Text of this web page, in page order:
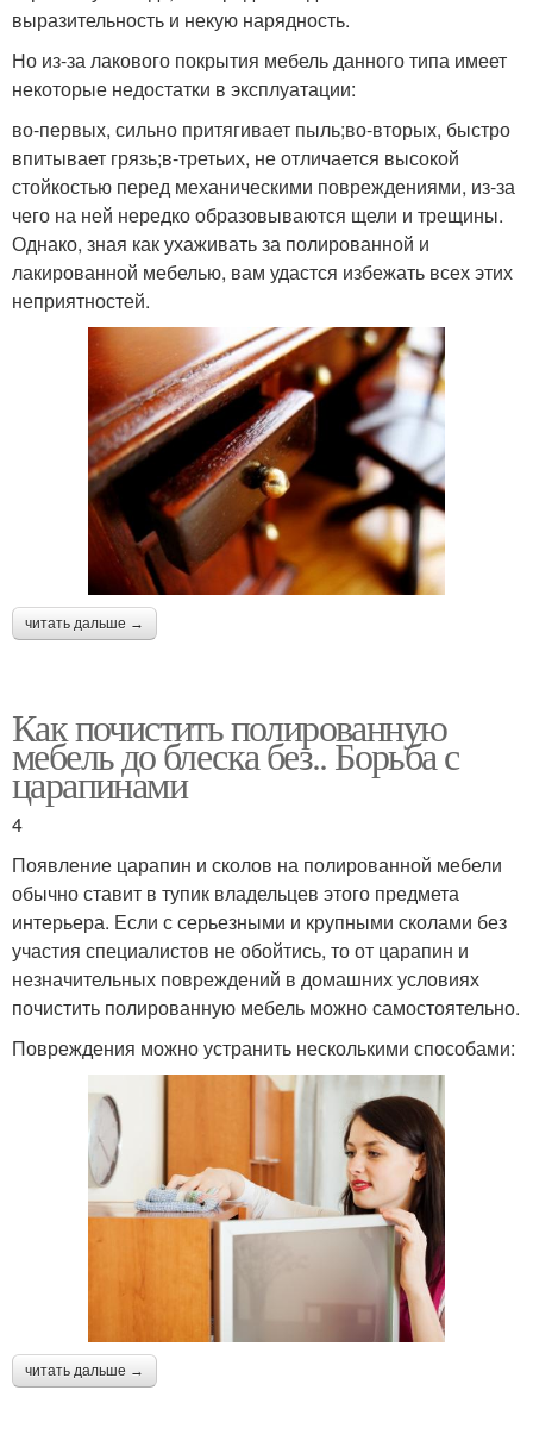
выразительность и некую нарядность.
Но из-за лакового покрытия мебель данного типа имеет
некоторые недостатки в эксплуатации:
во-первых, сильно притягивает пыль;во-вторых, быстро
впитывает грязь;в-третьих, не отличается высокой
стойкостью перед механическими повреждениями, из-за
чего на ней нередко образовываются щели и трещины.
Однако, зная как ухаживать за полированной и
лакированной мебелью, вам удастся избежать всех этих
неприятностей.
читать дальше →
Как почистить полированную
мебель до блеска без.. Борьба с
царапинами
4
Появление царапин и сколов на полированной мебели
обычно ставит в тупик владельцев этого предмета
интерьера. Если с серьезными и крупными сколами без
участия специалистов не обойтись, то от царапин и
незначительных повреждений в домашних условиях
почистить полированную мебель можно самостоятельно.
Повреждения можно устранить несколькими способами:
читать дальше →